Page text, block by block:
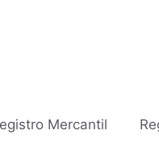
Mercantil